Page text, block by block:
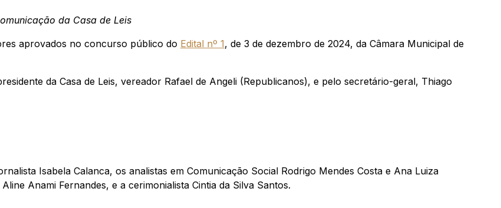
da Casa de Leis
aprovados no concurso público do Edital nº 1, de 3 de dezembro de 2024, da Câmara Municipal de
da Casa de Leis, vereador Rafael de Angeli (Republicanos), e pelo secretário-geral, Thiago
Isabela Calanca, os analistas em Comunicação Social Rodrigo Mendes Costa e Ana Luiza
Anami Fernandes, e a cerimonialista Cintia da Silva Santos.